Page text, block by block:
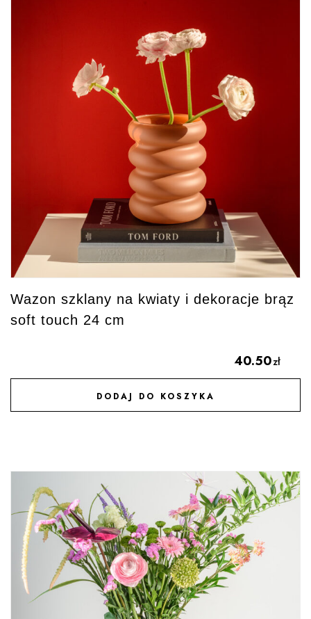
Wazon szklany na kwiaty i dekoracje brąz
soft touch 24 cm
40.50zł
DODAJ DO KOSZYKA
DODAJ DO ULUBIONYCH